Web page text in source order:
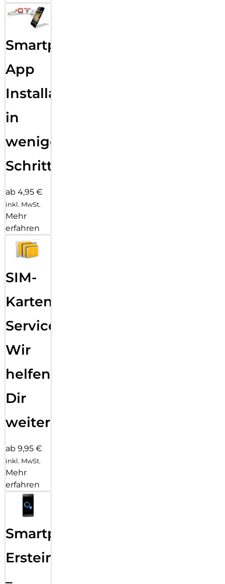
Smartphone
App
Installation
in
wenigen
Schritten
ab 4,95 €
inkl. MwSt.
Mehr
erfahren
SIM-
Karten
Service:
Wir
helfen
Dir
weiter
ab 9,95 €
inkl. MwSt.
Mehr
erfahren
Smartphone
Ersteinrichtung